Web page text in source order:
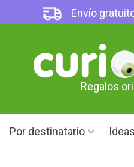
Envío
Regalos
Por destinatario